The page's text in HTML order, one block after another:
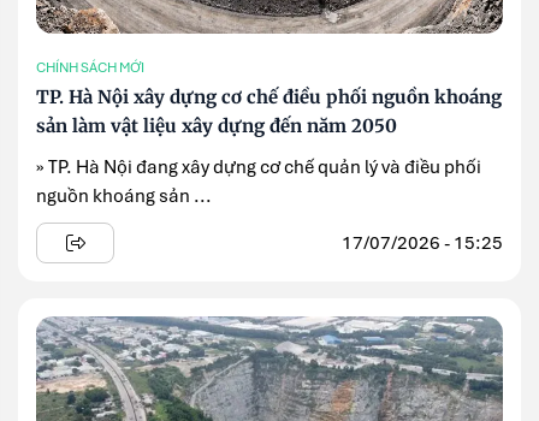
CHÍNH SÁCH MỚI
TP. Hà Nội xây dựng cơ chế điều phối nguồn khoáng
sản làm vật liệu xây dựng đến năm 2050
» TP. Hà Nội đang xây dựng cơ chế quản lý và điều phối
nguồn khoáng sản ...
17/07/2026 - 15:25